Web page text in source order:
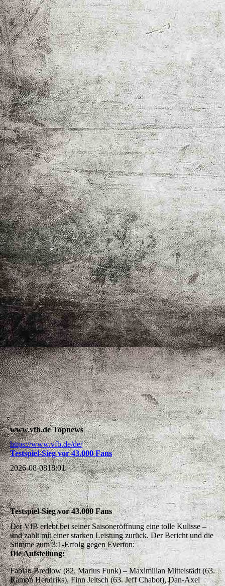
Familientag 2026
www.vfb.de Topnews
https://www.vfb.de/de/
Testspiel-Sieg vor 43.000 Fans
2026-08-0818:01
Testspiel-Sieg vor 43.000 Fans
Der VfB erlebt bei seiner Saisoneröffnung eine tolle Kulisse –
und zahlt mit einer starken Leistung zurück. Der Bericht und die
Stimme zum 3:1-Erfolg gegen Everton:
Die Aufstellung:
Fabian Bredlow (82. Marius Funk) – Maximilian Mittelstädt (63.
Ramon Hendriks), Finn Jeltsch (63. Jeff Chabot), Dan-Axel